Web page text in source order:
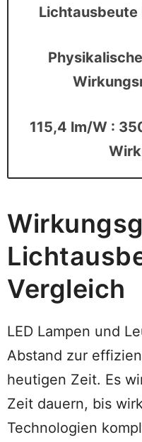
Lichtausbeute
115,4 lm/W :
Vergleich
LED Lampen und
Abstand zur
heutigen Zeit. Es
Zeit dauern, bis
Technologien